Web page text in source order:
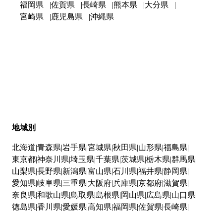
福岡県 佐賀県 長崎県 熊本県
大分県
宮崎県
鹿児島県 沖縄県
地域別
北海道 青森県 岩手県 宮城県 秋田県 山形県 福島県
東京都神奈川県 埼玉県 千葉県 茨城県 栃木県 群馬県
山梨県 長野県 新潟県 富山県 石川県 福井県 静岡県
愛知県 岐阜県 三重県 大阪府兵庫県 京都府滋賀県
奈良県 和歌山県 鳥取県 島根県 岡山県 広島県 山口県
徳島県 香川県 愛媛県 高知県 福岡県 佐賀県 長崎県